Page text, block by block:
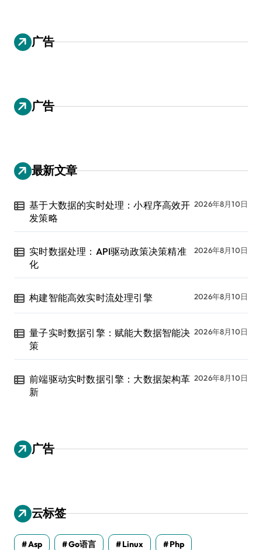
广告
广告
最新文章
基于大数据的实时处理：小程序高效开
发策略
2026年8月10日
实时数据处理：API驱动政策决策精准
化
2026年8月10日
构建智能高效实时流处理引擎 2026年8月10日
量子实时数据引擎：赋能大数据智能决
策
2026年8月10日
前端驱动实时数据引擎：大数据架构革
新
2026年8月10日
广告
云标签
Asp Go语言 Linux Php